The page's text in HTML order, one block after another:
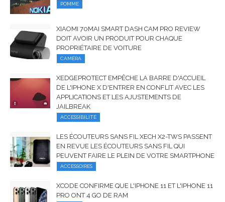
POMME
XIAOMI 70MAI SMART DASH CAM PRO REVIEW
DOIT AVOIR UN PRODUIT POUR CHAQUE
PROPRIÉTAIRE DE VOITURE
CAMÉRA
XEDGEPROTECT EMPÊCHE LA BARRE D'ACCUEIL
DE L'IPHONE X D'ENTRER EN CONFLIT AVEC LES
APPLICATIONS ET LES AJUSTEMENTS DE
JAILBREAK
ACCESSIBILITÉ
LES ÉCOUTEURS SANS FIL XECH X2-TWS PASSENT
EN REVUE LES ÉCOUTEURS SANS FIL QUI
PEUVENT FAIRE LE PLEIN DE VOTRE SMARTPHONE
ACCESSOIRES
XCODE CONFIRME QUE L'IPHONE 11 ET L'IPHONE 11
PRO ONT 4 GO DE RAM